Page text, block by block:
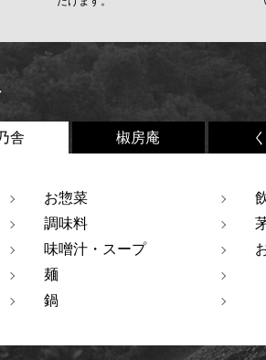
舎 椒房庵
お惣菜
調味料
味噌汁・スープ
麺
鍋